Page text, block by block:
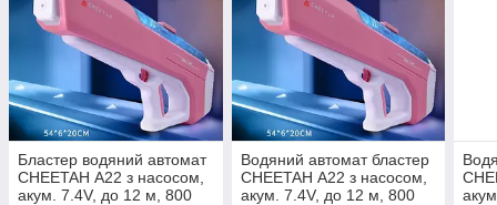
Бластер водяний автомат
CHEETAH А22 з насосом,
акум. 7.4V, до 12 м, 800
Водяний автомат бластер
CHEETAH А22 з насосом,
акум. 7.4V, до 12 м, 800